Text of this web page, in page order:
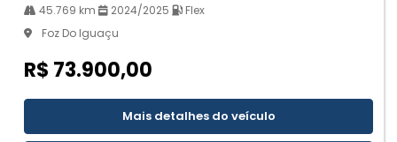
45.769 km 2024/2025
Flex
Foz Do Iguaçu
R$ 73.900,00
Mais detalhes do veículo